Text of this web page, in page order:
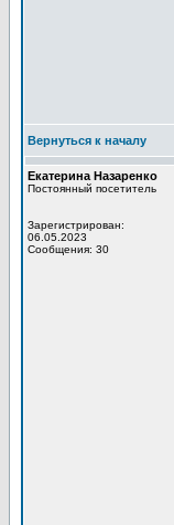
Вернуться к началу
Екатерина Назаренко
Постоянный посетитель
Зарегистрирован:
06.05.2023
Сообщения: 30